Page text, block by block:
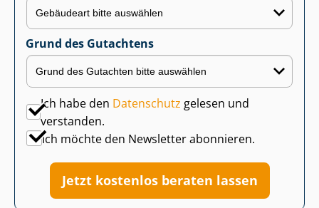
Grund des Gutachtens
Ich habe den Datenschutz gelesen und
verstanden.
Ich möchte den Newsletter abonnieren.
Jetzt kostenlos beraten lassen